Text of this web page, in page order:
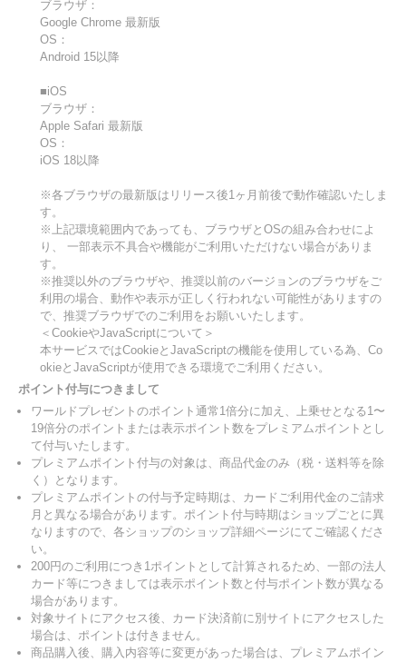
ブラウザ：
Google Chrome 最新版
OS：
Android 15以降
■iOS
ブラウザ：
Apple Safari 最新版
OS：
iOS 18以降
※各ブラウザの最新版はリリース後1ヶ月前後で動作確認いたしま
す。
※上記環境範囲内であっても、ブラウザとOSの組み合わせによ
り、 一部表示不具合や機能がご利用いただけない場合がありま
す。
※推奨以外のブラウザや、推奨以前のバージョンのブラウザをご
利用の場合、動作や表示が正しく行われない可能性がありますの
で、推奨ブラウザでのご利用をお願いいたします。
＜CookieやJavaScriptについて＞
本サービスではCookieとJavaScriptの機能を使用している為、Co
okieとJavaScriptが使用できる環境でご利用ください。
ポイント付与につきまして
ワールドプレゼントのポイント通常1倍分に加え、上乗せとなる1〜
19倍分のポイントまたは表示ポイント数をプレミアムポイントとし
て付与いたします。
プレミアムポイント付与の対象は、商品代金のみ（税・送料等を除
く）となります。
プレミアムポイントの付与予定時期は、カードご利用代金のご請求
月と異なる場合があります。ポイント付与時期はショップごとに異
なりますので、各ショップのショップ詳細ページにてご確認くださ
い。
200円のご利用につき1ポイントとして計算されるため、一部の法人
カード等につきましては表示ポイント数と付与ポイント数が異なる
場合があります。
対象サイトにアクセス後、カード決済前に別サイトにアクセスした
場合は、ポイントは付きません。
商品購入後、購入内容等に変更があった場合は、プレミアムポイン